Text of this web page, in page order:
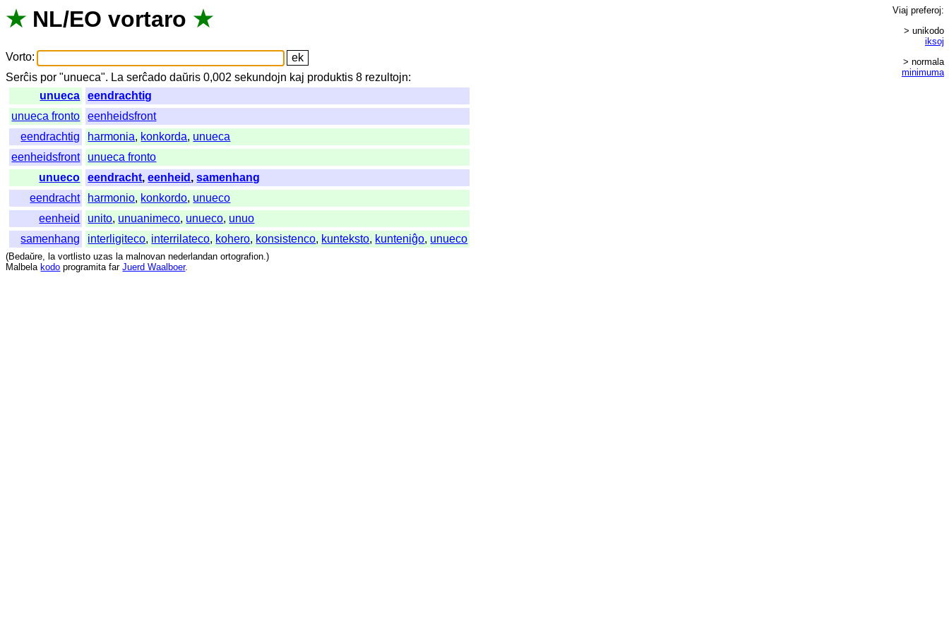
★ NL/EO vortaro ★
Vorto:
Serĉis por "unueca". La serĉado daŭris 0,002sekundojn kaj produktis 8 rezultojn:
unueca
eendrachtig
unueca fronto
eenheidsfront
eendrachtig
harmonia, konkorda, unueca
eenheidsfront
unueca fronto
unueco
eendracht,eenheid ,samenhang
eendracht
harmonio, konkordo, unueco
eenheid
unito, unuanimeco, unueco, unuo
samenhang
interligiteco, interrilateco, kohero, konsistenco, kunteksto, kunteniĝo, unueco
Viaj preferoj:
> unikodo
iksoj
> normala
minimuma
(Bedaŭre, la vortlisto uzas la malnovan nederlandan ortografion.)
Malbela kodo programita far Juerd Waalboer.